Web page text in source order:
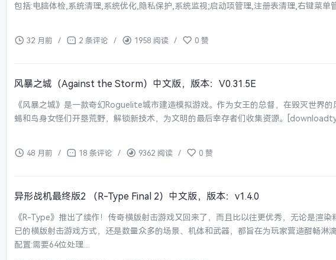
包括:电脑体检,系统清理,系统优化,隐私保护,系统监视;启动项管理,注册表清理,右键菜单
32 月前 / 2 条评论 / 1958 阅读 / 0 赞
风暴之城（Against the Storm）中文版，版本：V0.31.5E
《风暴之城》是一款奇幻Roguelite城市建造模拟游戏。作为女王的总督，在毁灭世界
蜴和鸟身女怪们开垦荒野，解锁新技术，为文明的最后幸存者们收集资源。
48 月前 / 18 条评论 / 9362 阅读 / 0 赞
异形战机最终版2 （R-Type Final 2）中文版，版本：v1.4.0
《R-Type》推出了续作！传奇横版射击游戏又回来了，而且比以往更优秀，无论是渲
已的横版射击游戏方式，还是数量众多的场景、机体和武器，都旨在为玩家营造酣畅淋
配置:需要64位处理...